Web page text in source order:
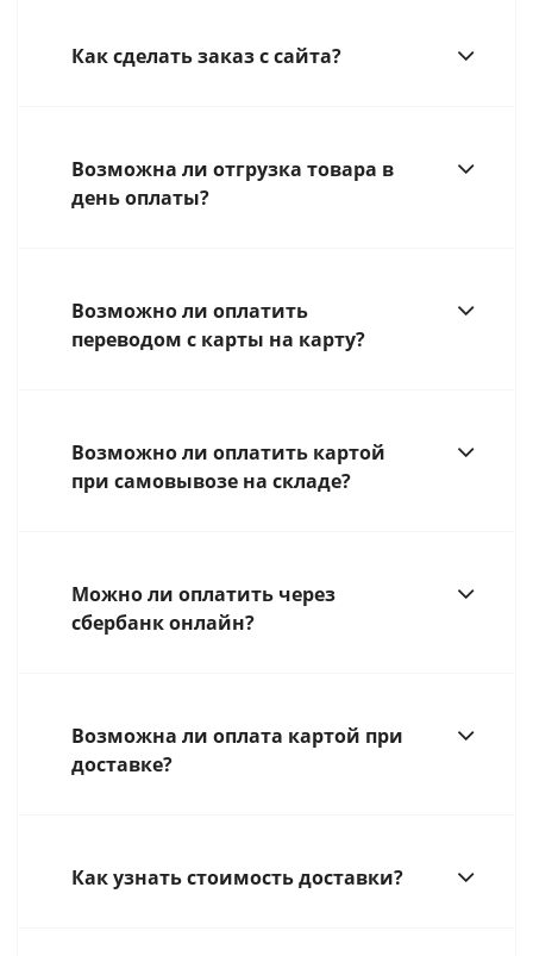
Как сделать заказ с сайта?
Возможна ли отгрузка товара в
день оплаты?
Возможно ли оплатить
переводом с карты на карту?
Возможно ли оплатить картой
при самовывозе на складе?
Можно ли оплатить через
сбербанк онлайн?
Возможна ли оплата картой при
доставке?
Как узнать стоимость доставки?